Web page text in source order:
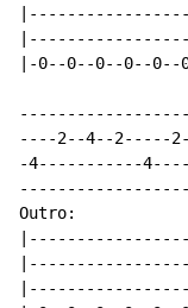
|-0--0--0--0--
----2--4--2-----
-4-----------
Outro: